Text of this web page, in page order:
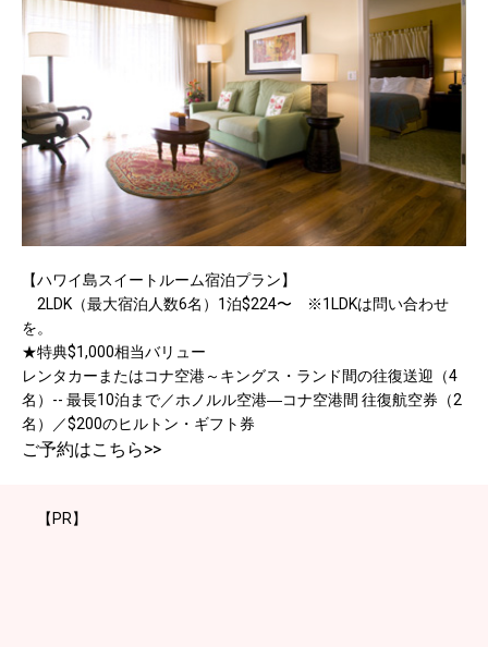
【ハワイ島スイートルーム宿泊プラン】
2LDK（最大宿泊人数6名）1泊$224〜 ※1LDKは問い合わせ
を。
★特典$1,000相当バリュー
レンタカーまたはコナ空港～キングス・ランド間の往復送迎（4
名）-- 最長10泊まで／ホノルル空港―コナ空港間 往復航空券（2
名）／$200のヒルトン・ギフト券
ご予約はこちら>>
【PR】